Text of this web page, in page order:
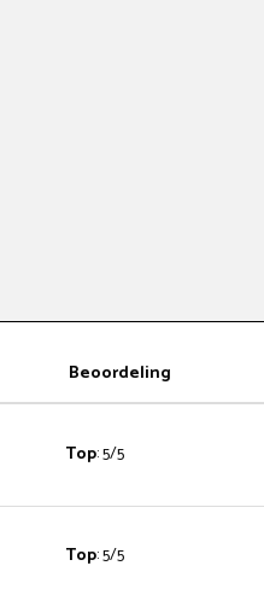
Beoordeling
Top: 5/5
Top: 5/5